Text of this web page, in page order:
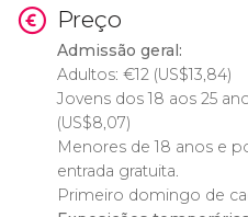
Preço
Admissão geral:
Adultos: €12 (US$13,84)
Jovens dos 18 aos 25
(US$8,07)
Menores de 18 anos e
entrada gratuita.
Primeiro domingo de